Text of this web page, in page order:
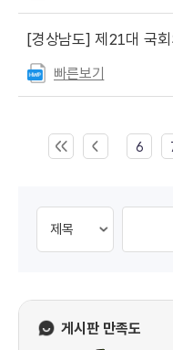
[경상남도] 제21대 국회
빠른보기
6
게시판 만족도